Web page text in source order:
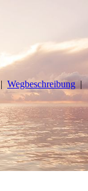
Wegbeschreibung